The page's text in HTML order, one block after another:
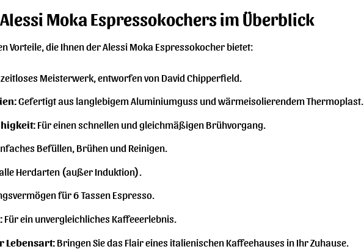
Moka Espressokochers im Überblick
Vorteile, die Ihnen der Alessi Moka Espressokocher bietet:
Meisterwerk, entworfen von David Chipperfield.
Gefertigt aus langlebigem Aluminiumguss und wärmeisolierendem Thermoplast.
Für einen schnellen und gleichmäßigen Brühvorgang.
Befüllen, Brühen und Reinigen.
Herdarten (außer Induktion).
für 6 Tassen Espresso.
Für ein unvergleichliches Kaffeeerlebnis.
Lebensart:Bringen Sie das Flair eines italienischen Kaffeehauses in Ihr Zuhause.